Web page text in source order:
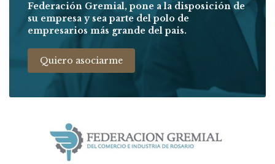
Federación Gremial, pone a la disposición de
su empresa y sea parte del polo de
empresarios más grande del pais.
Quiero asociarme